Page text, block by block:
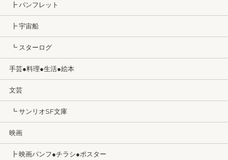
┣ パンフレット
┣ 宇宙船
┗ スターログ
手芸●料理●生活●絵本
文芸
┗ サンリオSF文庫
映画
┣ 映画パンフ●チラシ●ポスター